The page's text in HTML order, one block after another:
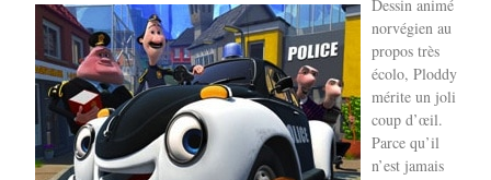
Dessin animé
norvégien au
propos très
écolo, Ploddy
mérite un joli
coup d’œil.
Parce qu’il
n’est jamais